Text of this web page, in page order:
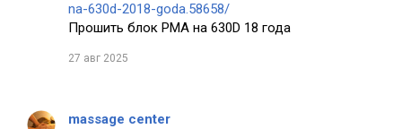
na-630d-2018-goda.58658/
Прошить блок PMA на 630D 18 года
27 авг 2025
massage center